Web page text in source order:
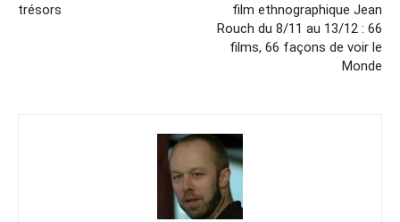
trésors
film ethnographique Jean
Rouch du 8/11 au 13/12 : 66
films, 66 façons de voir le
Monde